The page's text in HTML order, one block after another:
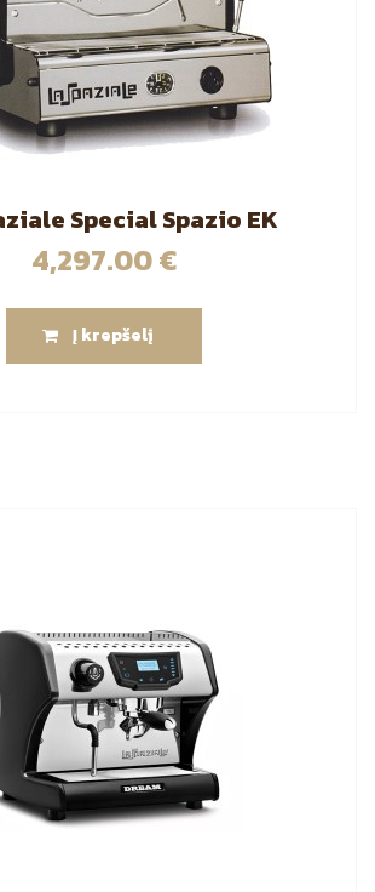
Special Spazio EK
4,297.00€
Į krepšelį